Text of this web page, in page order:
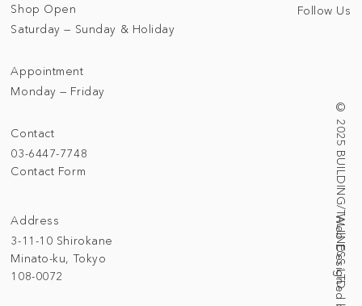
Address
3-11-10 Shirokane
Minato-ku, Tokyo
108-0072
© 2025 BUILDING/TALLNESS LTD.
Contact
03-6447-7748
Contact Form
Shop Open
Saturday — Sunday & Holiday
Appointment
Monday — Friday
Follow Us